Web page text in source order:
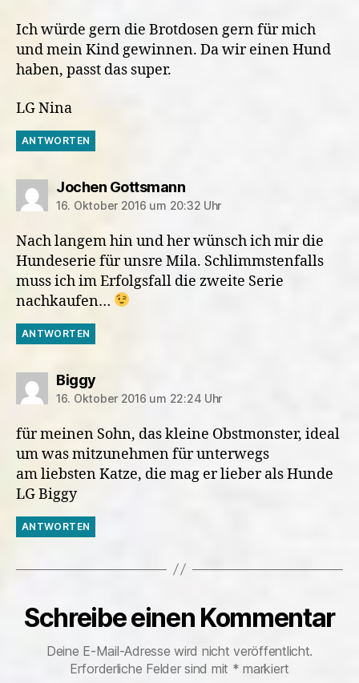
Ich würde gern die Brotdosen gern für mich
und mein Kind gewinnen. Da wir einen Hund
haben, passt das super.
LG Nina
ANTWORTEN
Jochen Gottsmannsagt:
16. Oktober 2016 um 20:32 Uhr
Nach langem hin und her wünsch ich mir die
Hundeserie für unsre Mila. Schlimmstenfalls
muss ich im Erfolgsfall die zweite Serie
nachkaufen…
ANTWORTEN
Biggysagt:
16. Oktober 2016 um 22:24 Uhr
für meinen Sohn, das kleine Obstmonster, ideal
um was mitzunehmen für unterwegs
am liebsten Katze, die mag er lieber als Hunde
LG Biggy
ANTWORTEN
Schreibe einen Kommentar
Deine E-Mail-Adresse wird nicht veröffentlicht.
Erforderliche Felder sind mit * markiert